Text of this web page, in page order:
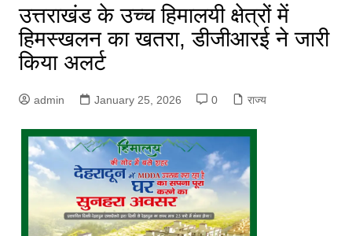
उत्तराखंड के उच्च हिमालयी क्षेत्रों में
हिमस्खलन का खतरा, डीजीआरई ने जारी
किया अलर्ट
admin January 25, 2026 0 राज्य